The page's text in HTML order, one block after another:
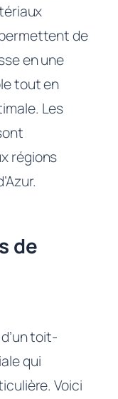
de
en une
tout en
Les
régions
de
toit-
qui
Voici